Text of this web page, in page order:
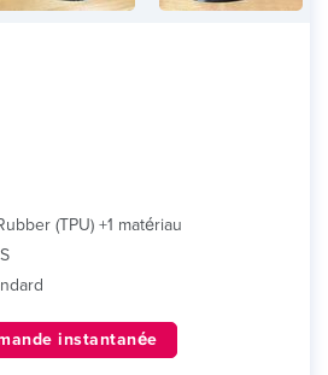
(TPU) +1 matériau
instantanée